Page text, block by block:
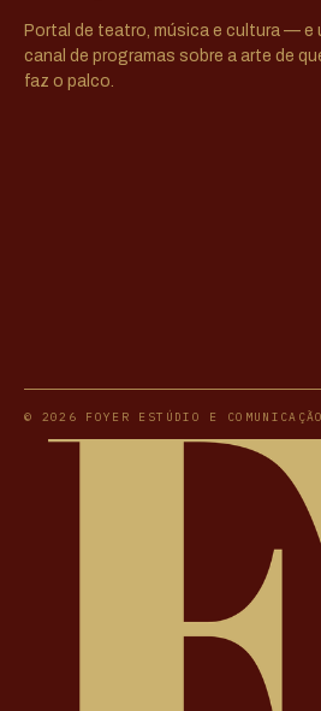
Portal de teatro, música e cultura — e
canal de programas sobre a arte de
faz o palco.
© 2026 FOYER ESTÚDIO E